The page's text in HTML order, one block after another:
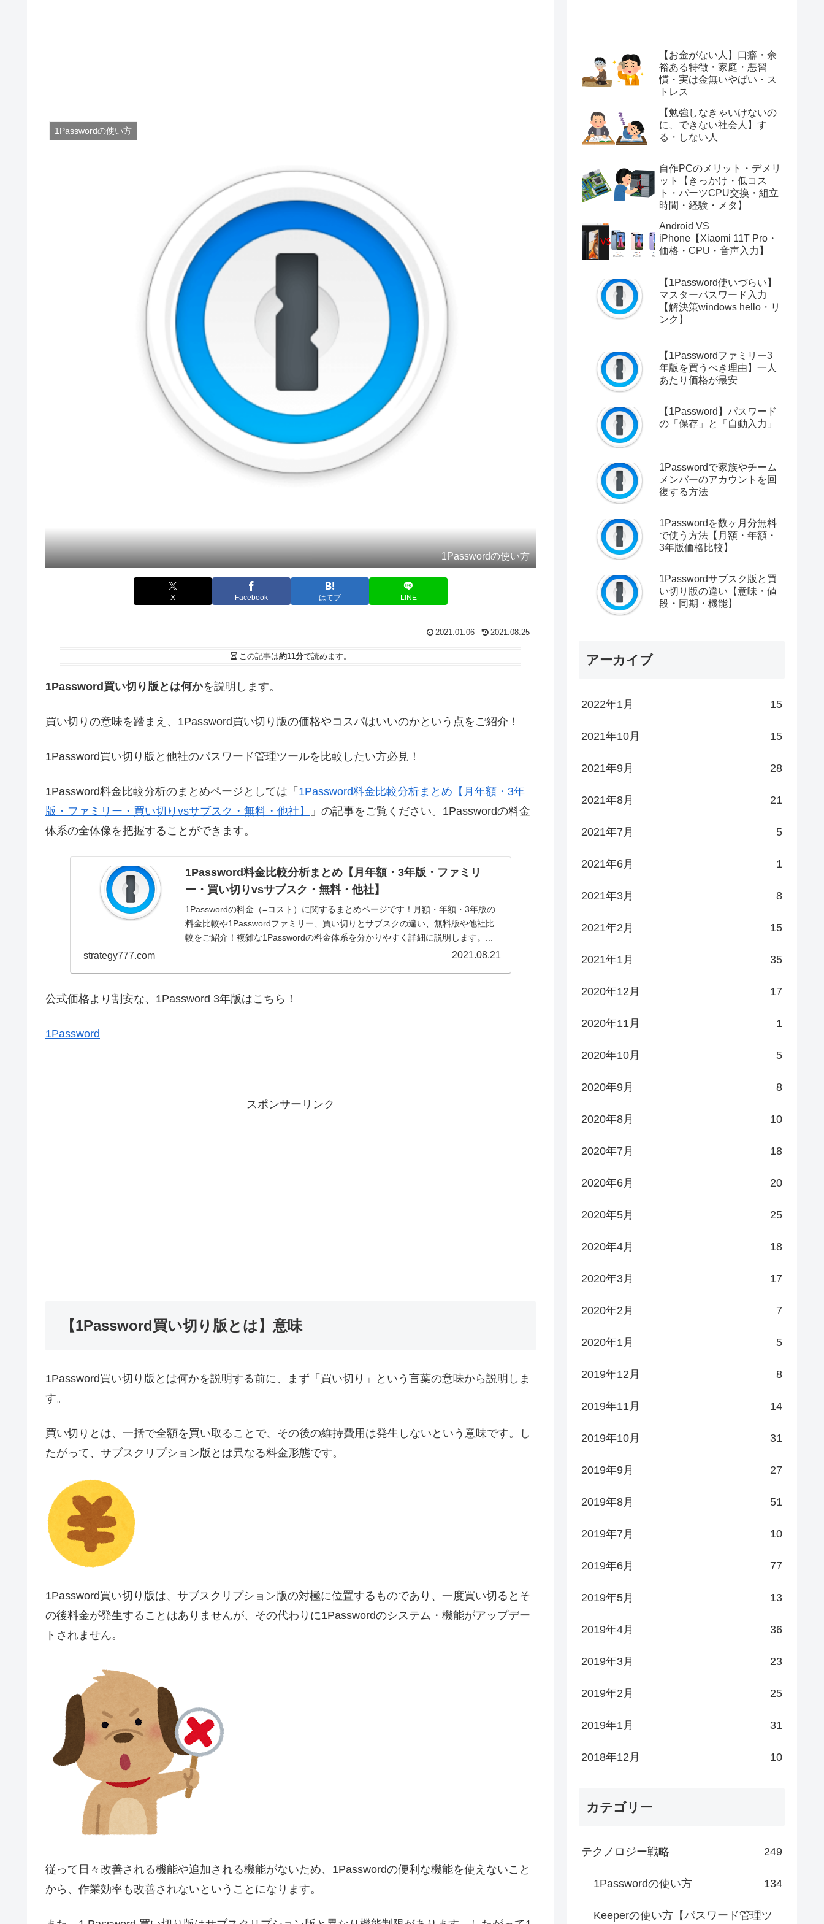
1Passwordの使い方
1Passwordの使い方
X Facebook はてブ LINE
2021.01.06 2021.08.25
この記事は約11分で読めます。
1Password買い切り版とは何かを説明します。
買い切りの意味を踏まえ、1Password買い切り版の価格やコスパはいいのかという点をご紹介！
1Password買い切り版と他社のパスワード管理ツールを比較したい方必見！
1Password料金比較分析のまとめページとしては「 1Password料金比較分析まとめ【月年額・3年
版・ファミリー・買い切りvsサブスク・無料・他社】
」の記事をご覧ください。1Passwordの料金
体系の全体像を把握することができます。
1Password料金比較分析まとめ【月年額・3年版・ファミリ
ー・買い切りvsサブスク・無料・他社】
1Passwordの料金（=コスト）に関するまとめページです！月額・年額・3年版の
料金比較や1Passwordファミリー、買い切りとサブスクの違い、無料版や他社比
較をご紹介！複雑な1Passwordの料金体系を分かりやすく詳細に説明します。...
strategy777.com 2021.08.21
公式価格より割安な、1Password 3年版はこちら！
1Password
スポンサーリンク
【1Password買い切り版とは】意味
1Password買い切り版とは何かを説明する前に、まず「買い切り」という言葉の意味から説明しま
す。
買い切りとは、一括で全額を買い取ることで、その後の維持費用は発生しないという意味です。し
たがって、サブスクリプション版とは異なる料金形態です。
1Password買い切り版は、サブスクリプション版の対極に位置するものであり、一度買い切るとそ
の後料金が発生することはありませんが、その代わりに1Passwordのシステム・機能がアップデー
トされません。
従って日々改善される機能や追加される機能がないため、1Passwordの便利な機能を使えないこと
から、作業効率も改善されないということになります。
【お金がない人】口癖・余
裕ある特徴・家庭・悪習
慣・実は金無いやばい・ス
トレス
【勉強しなきゃいけないの
に、できない社会人】す
る・しない人
自作PCのメリット・デメリ
ット【きっかけ・低コス
ト・パーツCPU交換・組立
時間・経験・メタ】
Android VS
iPhone【Xiaomi 11T Pro・
価格・CPU・音声入力】
【1Password使いづらい】
マスターパスワード入力
【解決策windows hello・リ
ンク】
【1Passwordファミリー3
年版を買うべき理由】一人
あたり価格が最安
【1Password】パスワード
の「保存」と「自動入力」
1Passwordで家族やチーム
メンバーのアカウントを回
復する方法
1Passwordを数ヶ月分無料
で使う方法【月額・年額・
3年版価格比較】
1Passwordサブスク版と買
い切り版の違い【意味・値
段・同期・機能】
アーカイブ
2022年1月 15
2021年10月 15
2021年9月 28
2021年8月 21
2021年7月 5
2021年6月 1
2021年3月 8
2021年2月 15
2021年1月 35
2020年12月 17
2020年11月 1
2020年10月 5
2020年9月 8
2020年8月 10
2020年7月 18
2020年6月 20
2020年5月 25
2020年4月 18
2020年3月 17
2020年2月 7
2020年1月 5
2019年12月 8
2019年11月 14
2019年10月 31
2019年9月 27
2019年8月 51
2019年7月 10
2019年6月 77
2019年5月 13
2019年4月 36
2019年3月 23
2019年2月 25
2019年1月 31
2018年12月 10
カテゴリー
テクノロジー戦略 249
1Passwordの使い方 134
Keeperの使い方【パスワード管理ツ